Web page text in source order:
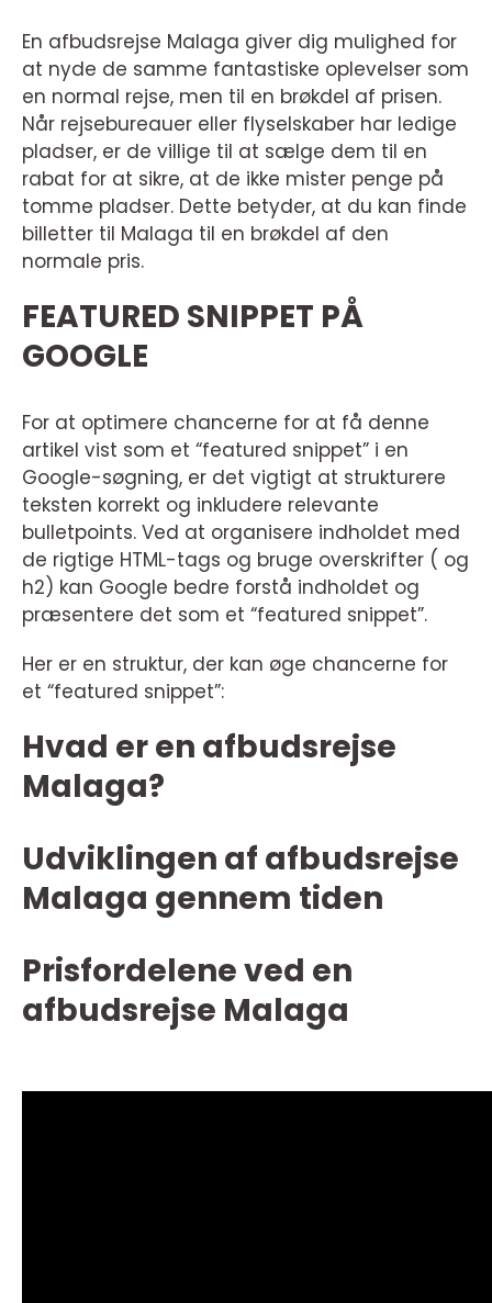
En afbudsrejse Malaga giver dig mulighed for
at nyde de samme fantastiske oplevelser som
en normal rejse, men til en brøkdel af prisen.
Når rejsebureauer eller flyselskaber har ledige
pladser, er de villige til at sælge dem til en
rabat for at sikre, at de ikke mister penge på
tomme pladser. Dette betyder, at du kan finde
billetter til Malaga til en brøkdel af den
normale pris.
FEATURED SNIPPET PÅ
GOOGLE
For at optimere chancerne for at få denne
artikel vist som et “featured snippet” i en
Google-søgning, er det vigtigt at strukturere
teksten korrekt og inkludere relevante
bulletpoints. Ved at organisere indholdet med
de rigtige HTML-tags og bruge overskrifter ( og
h2) kan Google bedre forstå indholdet og
præsentere det som et “featured snippet”.
Her er en struktur, der kan øge chancerne for
et “featured snippet”:
Hvad er en afbudsrejse
Malaga?
Udviklingen af afbudsrejse
Malaga gennem tiden
Prisfordelene ved en
afbudsrejse Malaga